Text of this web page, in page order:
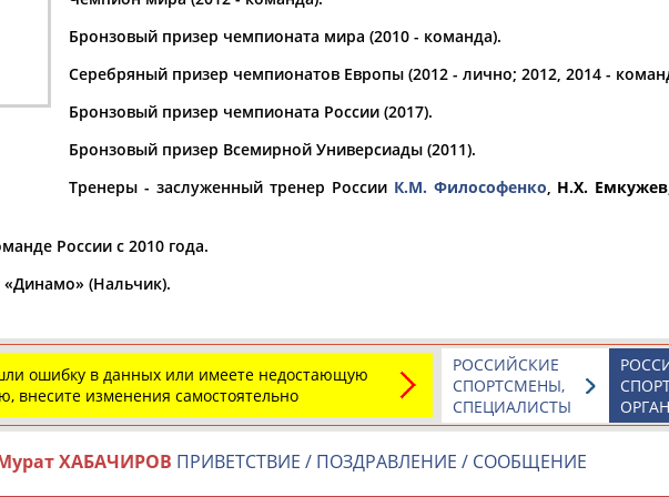
П
Дата рождения
чч год
Мария
АБАКУМОВА
Юлия
АБАЛАКИНА
Дмитрий
АБАРЕНОВ
Тамилла
АБАСОВА
Бронзовый призер чемпионата мира (2010 - команда).
Серебряный призер чемпионатов Европы (2012 - лично; 2012, 2014 -
Бронзовый призер чемпионата России (2017).
Бронзовый призер Всемирной Универсиады (2011).
Тренеры - заслуженный тренер России К.М. Философенко Н.Х. Емкужев
России с 2010 года.
«Динамо» (Нальчик).
ошибку в данных или имеете недостающую
внесите изменения самостоятельно
РОССИЙСКИЕ
СПОРТСМЕНЫ,
СПЕЦИАЛИСТЫ
ХАБАЧИРОВ ПРИВЕТСТВИЕ / ПОЗДРАВЛЕНИЕ / СООБЩЕНИЕ